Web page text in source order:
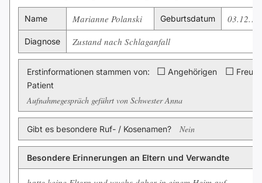
B1 ÖSD
B1 Pflege (telc)
Spiele
Schulen & Kurse
Lebenslauf erstellen
Motivationsbriefe
Name Marianne Polanski Geburtsdatum
Diagnose Zustand nach Schlaganfall
Erstinformationen stammen von: ☐ Angehörigen ☐
Patient
Aufnahmegespräch geführt von Schwester Anna
Gibt es besondere Ruf- / Kosenamen? Nein
Besondere Erinnerungen an Eltern und Verwandte